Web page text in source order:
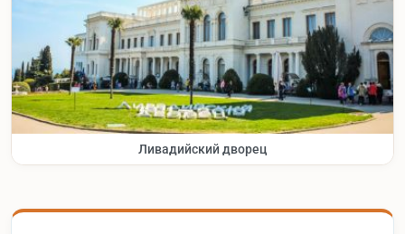
Ливадийский дворец